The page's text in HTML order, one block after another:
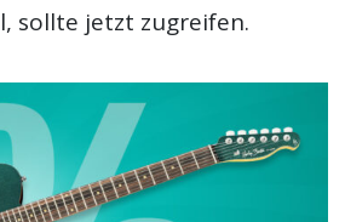
sollte jetzt zugreifen.